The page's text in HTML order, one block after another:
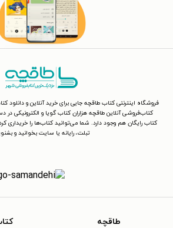
فروشگاه اینترنتی کتاب طاقچه جایی برای خرید آنلاین و دانلود
کتاب‌فروشی آنلاین طاقچه هزاران کتاب گویا و الکترونیکی
کتاب رایگان هم وجود دارد. شما می‌توانید کتاب‌ها را خریداری
تبلت، رایانه یا سایت بخوانید و
طاقچه